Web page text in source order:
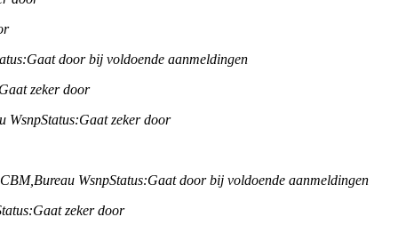
Gaat door bij voldoende aanmeldingen
Gaat zeker door
WsnpStatus:Gaat zeker door
Bureau WsnpStatus:Gaat door bij voldoende aanmeldingen
Gaat zeker door